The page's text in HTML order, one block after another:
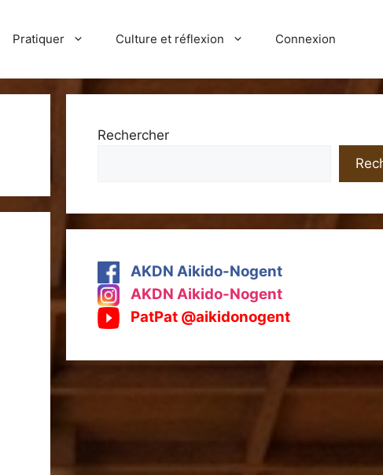
Pratiquer Culture et réflexion Connexion
Rechercher
AKDN Aikido-Nogent
AKDN Aikido-Nogent
PatPat @aikidonogent